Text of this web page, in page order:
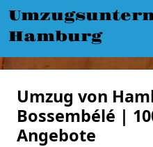
Hamburg
Umzug von
Bossembélé |
Angebote